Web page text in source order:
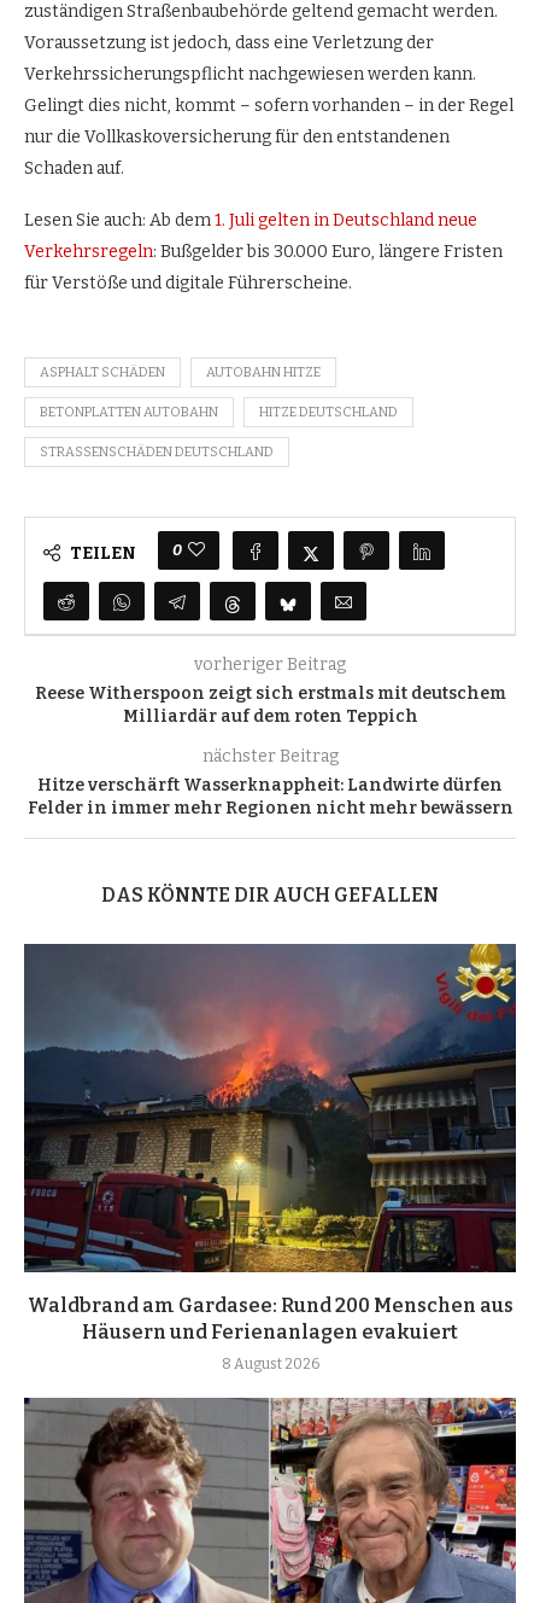
zuständigen Straßenbaubehörde geltend gemacht werden.
Voraussetzung ist jedoch, dass eine Verletzung der
Verkehrssicherungspflicht nachgewiesen werden kann.
Gelingt dies nicht, kommt – sofern vorhanden – in der Regel
nur die Vollkaskoversicherung für den entstandenen
Schaden auf.
Lesen Sie auch: Ab dem1. Juli gelten in Deutschland neue
Verkehrsregeln: Bußgelder bis 30.000 Euro, längere Fristen
für Verstöße und digitale Führerscheine.
ASPHALT SCHÄDEN AUTOBAHN HITZE
BETONPLATTEN AUTOBAHN HITZE DEUTSCHLAND
STRASSENSCHÄDEN DEUTSCHLAND
TEILEN 0
vorheriger Beitrag
Reese Witherspoon zeigt sich erstmals mit deutschem
Milliardär auf dem roten Teppich
nächster Beitrag
Hitze verschärft Wasserknappheit: Landwirte dürfen
Felder in immer mehr Regionen nicht mehr bewässern
DAS KÖNNTE DIR AUCH GEFALLEN
Waldbrand am Gardasee: Rund 200 Menschen aus
Häusern und Ferienanlagen evakuiert
8 August 2026